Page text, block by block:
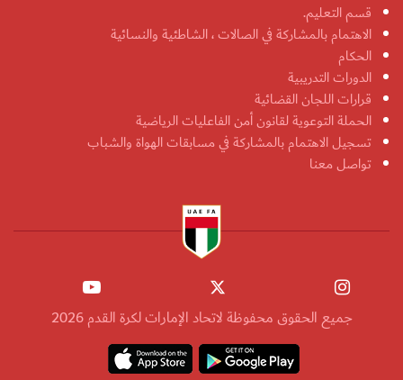
قسم التعليم.
الاهتمام بالمشاركة في الصالات ، الشاطئية والنسائية
الحكام
الدورات التدريبية
قرارات اللجان القضائية
الحملة التوعوية لقانون أمن الفاعليات الرياضية
تسجيل الاهتمام بالمشاركة في مسابقات الهواة والشباب
تواصل معنا
جميع الحقوق محفوظة لاتحاد الإمارات لكرة القدم 2026